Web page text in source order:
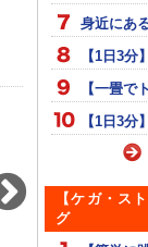
パウエル ウエイト集
身近にあ
【1日3
【一畳
【1日3
【ケガ・ス
グ